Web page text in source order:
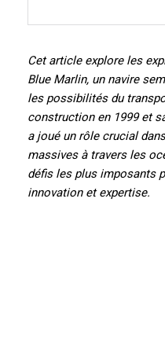
Cet article explore les
Blue Marlin, un navire
les possibilités du
construction en 1999 et
a joué un rôle crucial
massives à travers les
défis les plus imposants
innovation et expertise.